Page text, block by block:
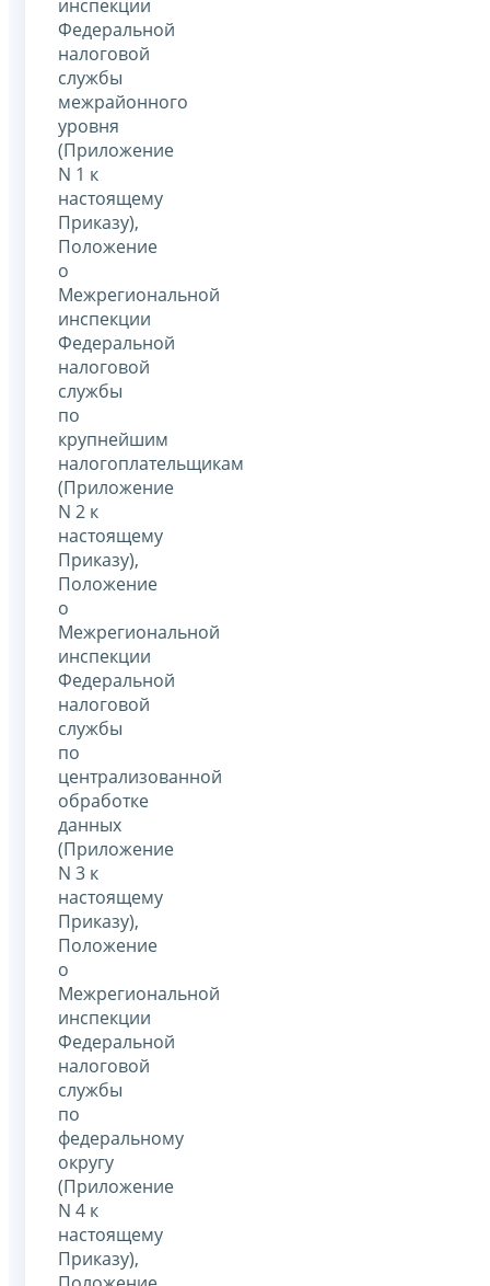
инспекции
Федеральной
налоговой
службы
межрайонного
уровня
(Приложение
N 1 к
настоящему
Приказу),
Положение
о
Межрегиональной
инспекции
Федеральной
налоговой
службы
по
крупнейшим
налогоплательщикам
(Приложение
N 2 к
настоящему
Приказу),
Положение
о
Межрегиональной
инспекции
Федеральной
налоговой
службы
по
централизованной
обработке
данных
(Приложение
N 3 к
настоящему
Приказу),
Положение
о
Межрегиональной
инспекции
Федеральной
налоговой
службы
по
федеральному
округу
(Приложение
N 4 к
настоящему
Приказу),